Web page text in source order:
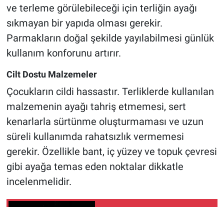
ve terleme görülebileceği için terliğin ayağı
sıkmayan bir yapıda olması gerekir.
Parmakların doğal şekilde yayılabilmesi günlük
kullanım konforunu artırır.
Cilt Dostu Malzemeler
Çocukların cildi hassastır. Terliklerde kullanılan
malzemenin ayağı tahriş etmemesi, sert
kenarlarla sürtünme oluşturmaması ve uzun
süreli kullanımda rahatsızlık vermemesi
gerekir. Özellikle bant, iç yüzey ve topuk çevresi
gibi ayağa temas eden noktalar dikkatle
incelenmelidir.